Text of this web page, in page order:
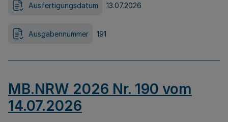
Ausfertigungsdatum 13.07.2026
Ausgabennummer 191
MB.NRW 2026 Nr. 190 vom
14.07.2026